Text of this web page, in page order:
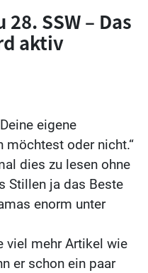
28. SSW – Das
aktiv
eigene
möchtest oder nicht.“
dies zu lesen ohne
Stillen ja das Beste
enorm unter
viel mehr Artikel wie
er schon ein paar